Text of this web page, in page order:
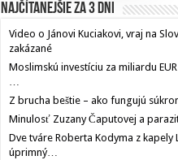
Najčítanejšie za 3 dni
Video o Jánovi Kuciakovi, vraj na
zakázané
Moslimskú investíciu za miliardu
…
Z brucha beštie – ako fungujú
Minulosť Zuzany Čaputovej a
Dve tváre Roberta Kodyma z kapely
úprimný…